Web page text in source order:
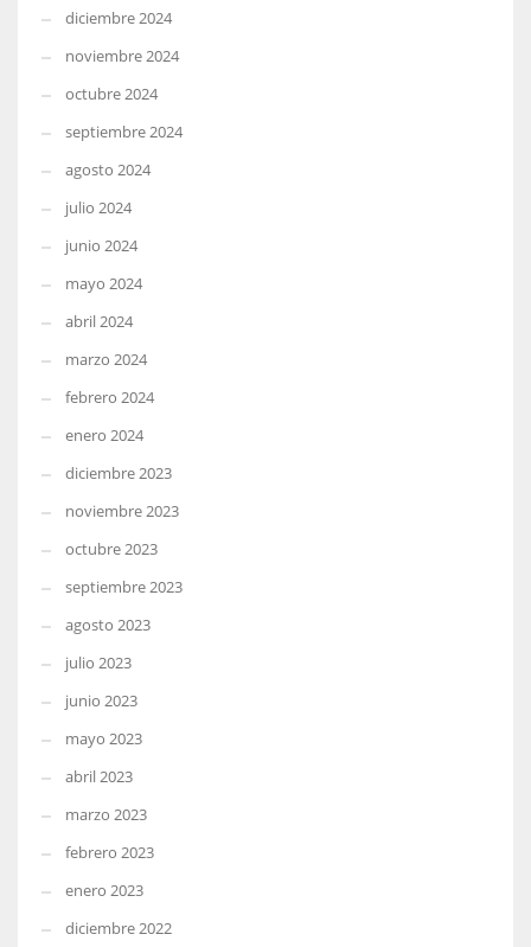
diciembre 2024
noviembre 2024
octubre 2024
septiembre 2024
agosto 2024
julio 2024
junio 2024
mayo 2024
abril 2024
marzo 2024
febrero 2024
enero 2024
diciembre 2023
noviembre 2023
octubre 2023
septiembre 2023
agosto 2023
julio 2023
junio 2023
mayo 2023
abril 2023
marzo 2023
febrero 2023
enero 2023
diciembre 2022